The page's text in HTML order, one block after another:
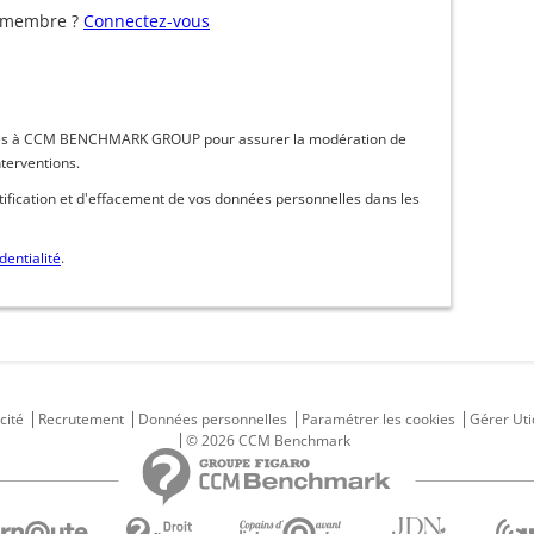
? Connectez-vous
CCM BENCHMARK GROUP pour assurer la modération de
et d'effacement de vos données personnelles dans les
.
Recrutement Données personnelles Paramétrer les cookies
Gérer
© 2026 CCM Benchmark